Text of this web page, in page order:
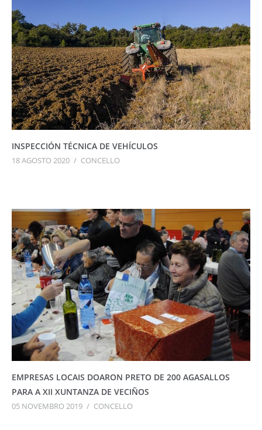
INSPECCIÓN TÉCNICA DE VEHÍCULOS
18 AGOSTO 2020 / CONCELLO
EMPRESAS LOCAIS DOARON PRETO DE 200 AGASALLOS
PARA A XII XUNTANZA DE VECIÑOS
05 NOVEMBRO 2019 / CONCELLO